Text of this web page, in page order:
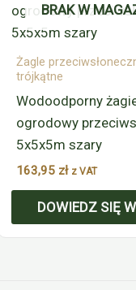
BRAK W
Żagle
trójkątne
Wodoodporny
ogrodowy
5x5x5m szary
163,95 zł z VAT
DOWIEDZ SIĘ